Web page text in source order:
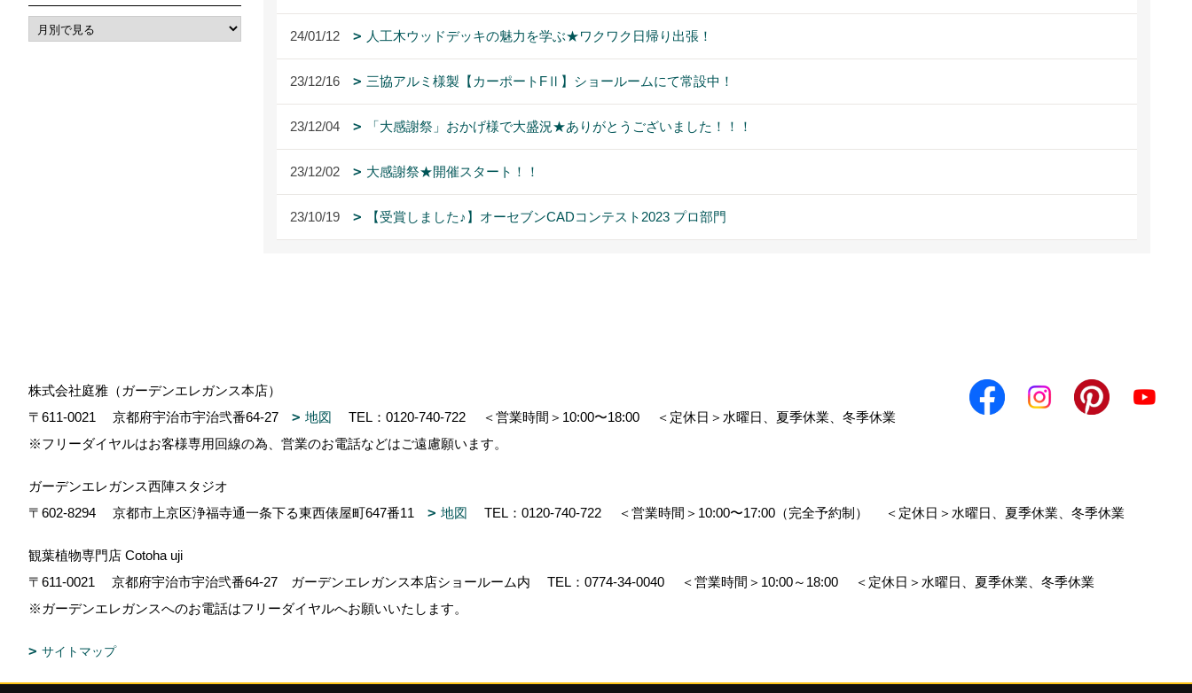
24/01/12 人工木ウッドデッキの魅力を学ぶ★ワクワク日帰り出張！
23/12/16 三協アルミ様製【カーポートFⅡ】ショールームにて常設中！
23/12/04 「大感謝祭」おかげ様で大盛況★ありがとうございました！！！
23/12/02 大感謝祭★開催スタート！！
23/10/19 【受賞しました♪】オーセブンCADコンテスト2023 プロ部門
株式会社庭雅（ガーデンエレガンス本店）
〒611-0021
京都府宇治市宇治弐番64-27 地図 TEL： 0120-740-722 ＜営業時間＞10:00〜18:00
＜定休日＞水曜日、夏季休業、冬季休業
※フリーダイヤルはお客様専用回線の為、営業のお電話などはご遠慮願います。
ガーデンエレガンス西陣スタジオ
〒602-8294
京都市上京区浄福寺通一条下る東西俵屋町647番11 地図 TEL： 0120-740-722 ＜営業時間＞10:00〜17:00（完全予約制） ＜定休日＞水曜日、夏季休業、冬季休業
観葉植物専門店 Cotoha uji
〒611-0021
京都府宇治市宇治弐番64-27 ガーデンエレガンス本店ショールーム内 TEL： 0774-34-0040 ＜営業時間＞10:00～18:00
＜定休日＞水曜日、夏季休業、冬季休業
※ガーデンエレガンスへのお電話はフリーダイヤルへお願いいたします。
サイトマップ